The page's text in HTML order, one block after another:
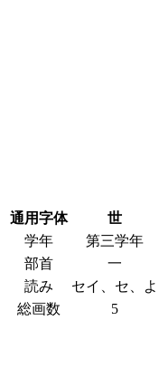
通用字体
世
学年
第三学年
部首
一
読み
セイ、セ、よ
総画数
5